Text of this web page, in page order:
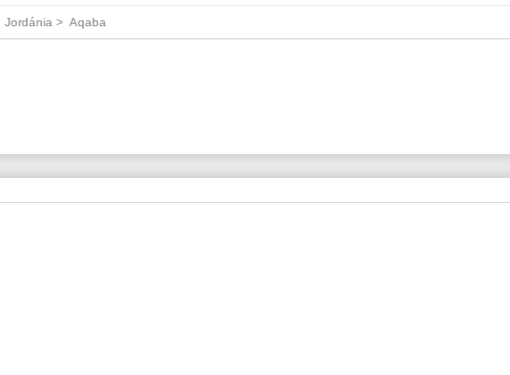
Jordánia > Aqaba